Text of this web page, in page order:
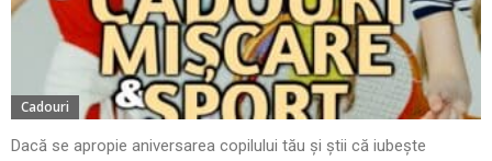
Cadouri
Dacă se apropie aniversarea copilului tău și știi că iubește